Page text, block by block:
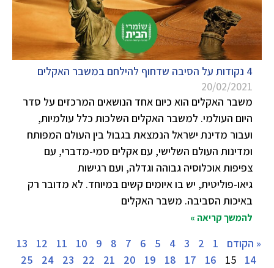
4 נקודות על הסיבה שדחוף להילחם במשבר האקלים
20/02/2021
משבר האקלים הוא כיום אחד הנושאים המרכזים על סדר
היום העולמי. למשבר האקלים השלכות כלל עולמיות,
ועבור מדינת ישראל הנמצאת בגבול בין העולם המפותח
ומדינות העולם השלישי, עם אקלים סמי-מדברי, עם
צפיפות אוכלוסיה גבוהה וגדלה, ועם רגישות
גיאו-פוליטית, יש בו איומים קשים במיוחד. לא מדובר רק
באיכות הסביבה. משבר האקלים
להמשך קריאה »
« הקודם 1
2
3
4
5
6
7
8
9
10
11
12
13
14
15
16
17
18
19
20
21
22
23
24
25